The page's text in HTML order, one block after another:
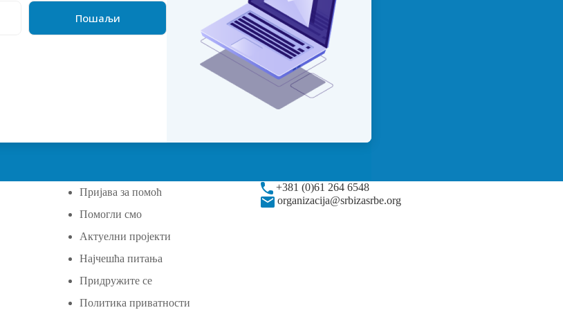
Пријава за помоћ
Помогли смо
Актуелни пројекти
Најчешћа питања
Придружите се
Политика приватности
+381 (0)61 264 6548
organizacija@srbizasrbe.org